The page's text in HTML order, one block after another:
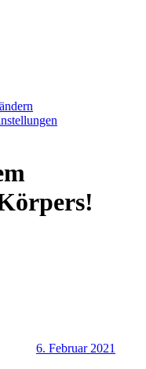
6. Februar 2021